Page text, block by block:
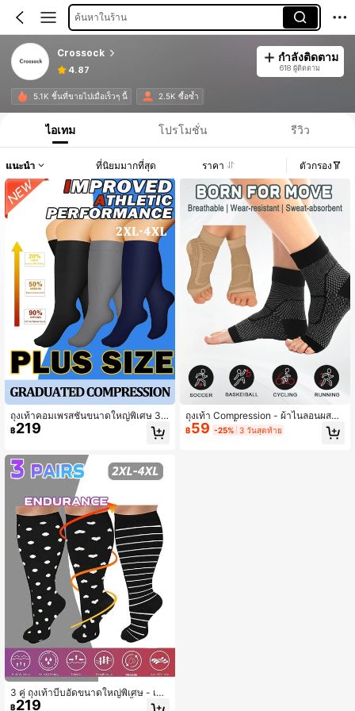
ค้นหาในร้าน
Crossock
4.87
กำลังติดตาม
618 ผู้ติดตาม
5.1K ชิ้นที่ขายไปเมื่อเร็วๆ นี้ 2.5K ซื้อซ้ำ
ไอเทม โปรโมชั่น รีวิว
แนะนำ ที่นิยมมากที่สุด ราคา ตัวกรอง
ถุงเท้าคอมเพรสชั่นขนาดใหญ่พิเศษ 3
คู่ การไหลเวียนโลหิต 15-20 mmHg สำ
หรับผู้หญิง ผู้ชาย น่องกว้าง การตั้งครร
ดีที่สุดสำหรับการวิ่งทางการแพทย์สำหรั
บสตรีมีครรภ์ ใส่ได้พอดีกับการปั่นจักรย
านและกีฬา สำหรับยิม ฤดูใบไม้ร่วง
฿219
3 คู่ ถุงเท้าบีบอัดขนาดใหญ่พิเศษ - เพิ่ม
ประสิทธิภาพการกีฬาและการฟื้นตัว, แร
฿219
ถุงเท้า Compression - ผ้าไนลอนผสมร
ะบายความชื้น, เสริมส้นและปลายเท้า,
ป้องกันข้อเท้า & เพิ่มการไหลเวียนโลหิต
฿59 -25% 3 วันสุดท้าย